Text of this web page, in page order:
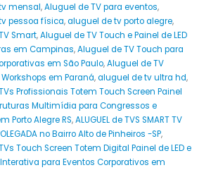
mensal,Aluguel de TV para eventos,
pessoa física,aluguel de tv porto alegre,
Smart,Aluguel de TV Touch e Painel de LED
em Campinas,Aluguel de TV Touch para
em São Paulo,Aluguel de TV
em Paraná,aluguel de tv ultra hd,
Profissionais Totem Touch Screen Painel
Multimídia para Congressos e
Porto Alegre RS,ALUGUEL de TVS SMART TV
no Bairro‎ Alto de Pinheiros‎ -SP,
Touch Screen Totem Digital Painel de LED e
para Eventos Corporativos em